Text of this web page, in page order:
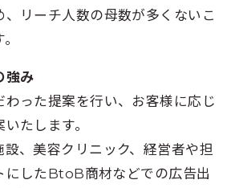
、リーチ人数の母数が多くないこ
強み
わった提案を行い、お客様に応じ
たします。
設、美容クリニック、経営者や担
にしたBtoB商材などでの広告出